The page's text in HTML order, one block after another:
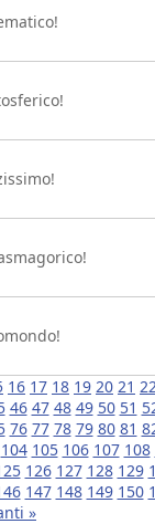
16 17 18 19 20 21
46 47 48 49 50 51
76 77 78 79 80 81
104 105 106 107 108
126 127 128 129
147 148 149 150
»